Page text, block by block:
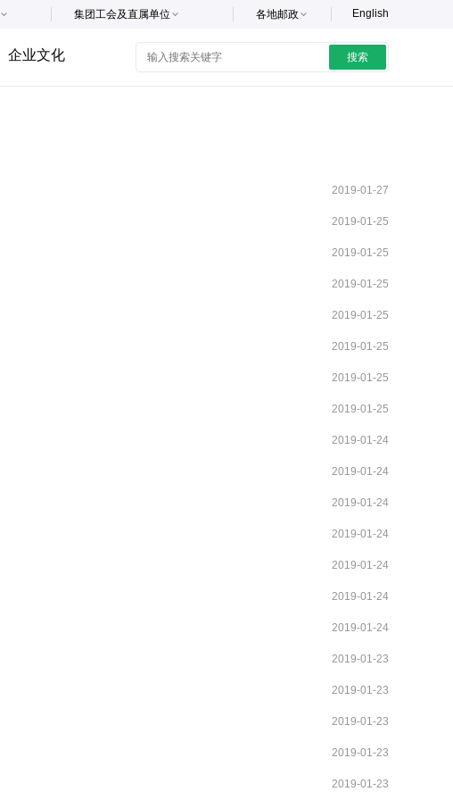
English
各地邮政
集团工会及直属单位
企业文化 搜索
2019-01-27
2019-01-25
2019-01-25
2019-01-25
2019-01-25
2019-01-25
2019-01-25
2019-01-25
2019-01-24
2019-01-24
2019-01-24
2019-01-24
2019-01-24
2019-01-24
2019-01-24
2019-01-23
2019-01-23
2019-01-23
2019-01-23
2019-01-23